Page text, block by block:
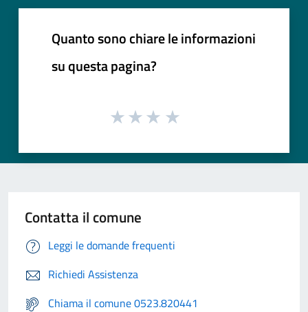
Quanto sono chiare le informazioni
su questa pagina?
Contatta il comune
Leggi le domande frequenti
Richiedi Assistenza
Chiama il comune 0523.820441